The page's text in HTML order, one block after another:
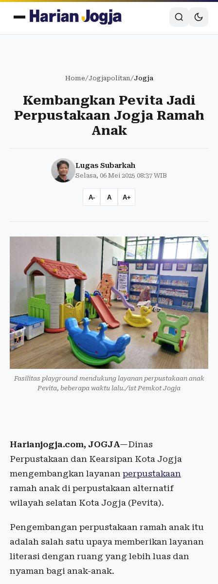
Home/Jogjapolitan/Jogja
Kembangkan Pevita Jadi
Perpustakaan Jogja Ramah
Anak
Lugas Subarkah
Selasa, 06 Mei 2025 08:37 WIB
A- A A+
Fasilitas playground mendukung layanan perpustakaan anak
Pevita, beberapa waktu lalu./ist Pemkot Jogja
Harianjogja.com, JOGJA—Dinas
Perpustakaan dan Kearsipan Kota Jogja
mengembangkan layanan perpustakaan
ramah anak di perpustakaan alternatif
wilayah selatan Kota Jogja (Pevita).
Pengembangan perpustakaan ramah anak itu
adalah salah satu upaya memberikan layanan
literasi dengan ruang yang lebih luas dan
nyaman bagi anak-anak.